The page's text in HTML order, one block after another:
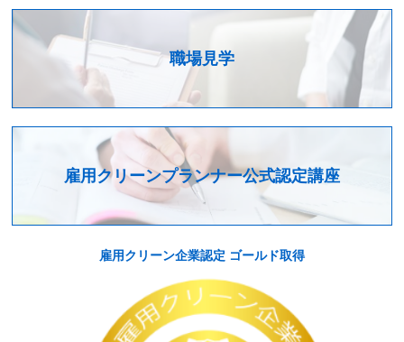
職場見学
雇用クリーンプランナー公式認定講座
雇用クリーン企業認定 ゴールド取得